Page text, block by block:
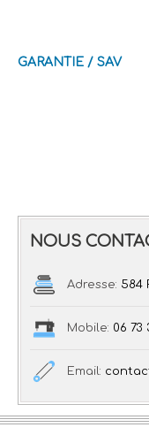
GARANTIE / SAV
NOUS
Adresse: 584
Mobile: 06 73
Email: